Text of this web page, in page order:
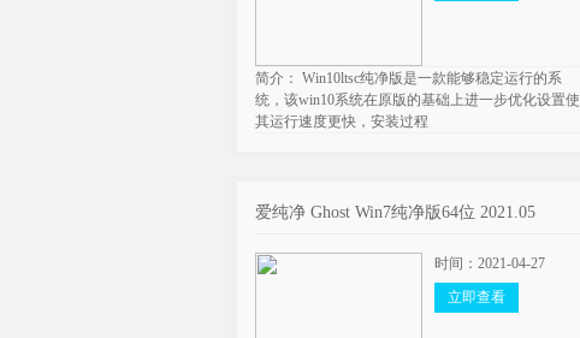
简介： Win10ltsc纯净版是一款能够稳定运行的系
统，该win10系统在原版的基础上进一步优化设置使
其运行速度更快，安装过程
爱纯净 Ghost Win7纯净版64位 2021.05
时间：2021-04-27
立即查看